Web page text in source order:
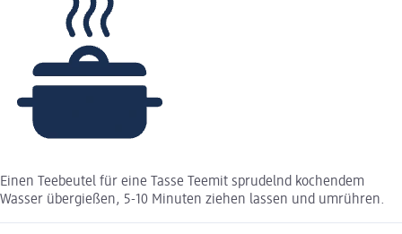
Einen Teebeutel für eine Tasse Teemit sprudelnd kochendem
Wasser übergießen, 5-10 Minuten ziehen lassen und umrühren.